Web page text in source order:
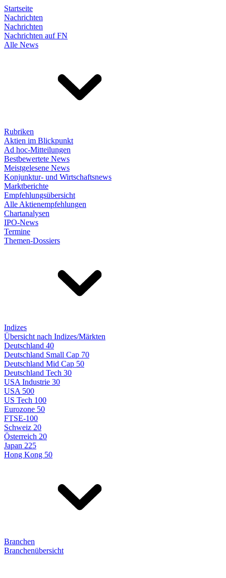
Startseite
Nachrichten
Nachrichten
Nachrichten auf FN
Alle News
Rubriken
Aktien im Blickpunkt
Ad hoc-Mitteilungen
Bestbewertete News
Meistgelesene News
Konjunktur- und Wirtschaftsnews
Marktberichte
Empfehlungsübersicht
Alle Aktienempfehlungen
Chartanalysen
IPO-News
Termine
Themen-Dossiers
Indizes
Übersicht nach Indizes/Märkten
Deutschland 40
Deutschland Small Cap 70
Deutschland Mid Cap 50
Deutschland Tech 30
USA Industrie 30
USA 500
US Tech 100
Eurozone 50
FTSE-100
Schweiz 20
Österreich 20
Japan 225
Hong Kong 50
Branchen
Branchenübersicht